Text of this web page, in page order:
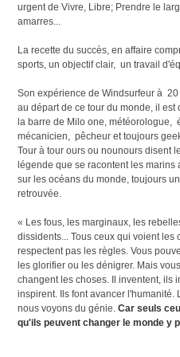
urgent de Vivre, Libre; Prendre le
amarres...
La recette du succès, en affaire
sports, un objectif clair, un travail
Son expérience de Windsurfeur à
au départ de ce tour du monde, il
la barre de Milo one, météorologue,
mécanicien, pêcheur et toujours
Tour à tour ours ou nounours disent
légende que se racontent les
sur les océans du monde, toujours
retrouvée.
« Les fous, les marginaux, les
dissidents... Tous ceux qui voient les
respectent pas les règles. Vous
les glorifier ou les dénigrer. Mais
changent les choses. Il inventent, ils
inspirent. Ils font avancer l'humanité.
nous voyons du génie.Car seuls
qu'ils peuvent changer le monde y